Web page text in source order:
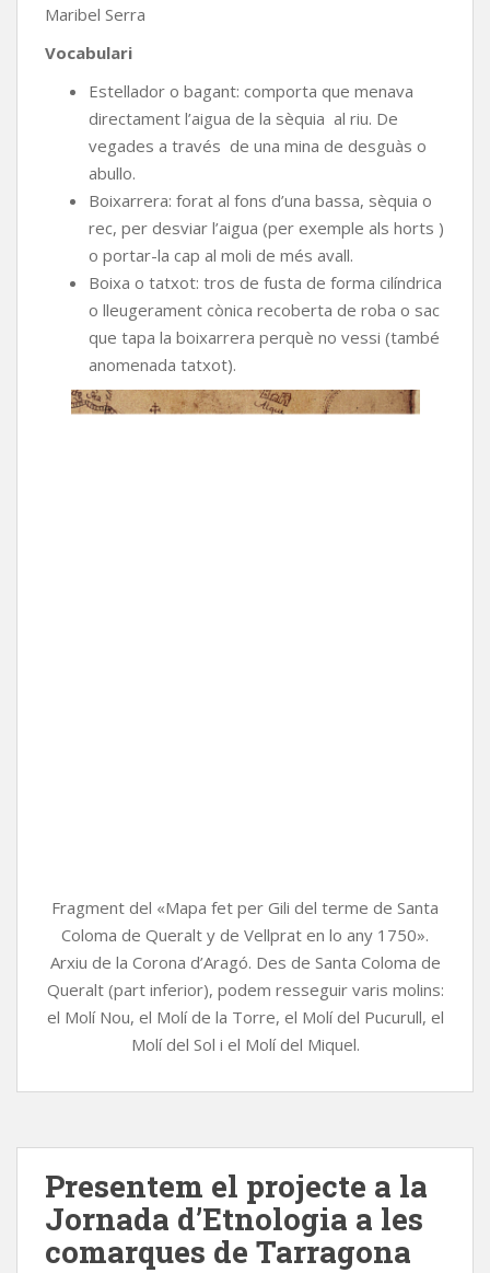
Maribel Serra
Vocabulari
Estellador o bagant: comporta que menava
directament l’aigua de la sèquia al riu. De
vegades a través de una mina de desguàs o
abullo.
Boixarrera: forat al fons d’una bassa, sèquia o
rec, per desviar l’aigua (per exemple als horts )
o portar-la cap al moli de més avall.
Boixa o tatxot: tros de fusta de forma cilíndrica
o lleugerament cònica recoberta de roba o sac
que tapa la boixarrera perquè no vessi (també
anomenada tatxot).
Fragment del «Mapa fet per Gili del terme de Santa
Coloma de Queralt y de Vellprat en lo any 1750».
Arxiu de la Corona d’Aragó. Des de Santa Coloma de
Queralt (part inferior), podem resseguir varis molins:
el Molí Nou, el Molí de la Torre, el Molí del Pucurull, el
Molí del Sol i el Molí del Miquel.
Presentem el projecte a la
Jornada d’Etnologia a les
comarques de Tarragona